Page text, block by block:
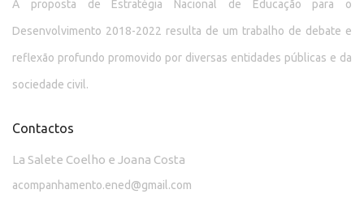
A proposta de Estratégia Nacional de Educação para o
Desenvolvimento 2018-2022 resulta de um trabalho de debate e
reflexão profundo promovido por diversas entidades públicas e da
sociedade civil.
Contactos
La Salete Coelho e Joana Costa
acompanhamento.ened@gmail.com